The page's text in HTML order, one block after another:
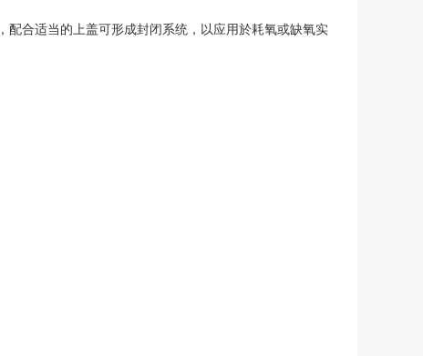
合适当的上盖可形成封闭系统，以应用於耗氧或缺氧实